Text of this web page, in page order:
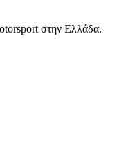
στην Ελλάδα.